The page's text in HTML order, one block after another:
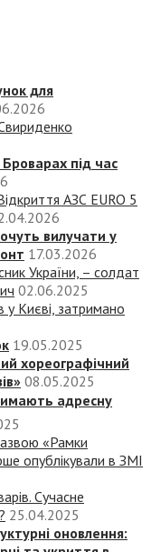
для
під час
АЗС EURO 5
вилучати у
17.03.2026
України, – солдат
02.06.2025
у Києві, затримано
19.05.2025
хореографічний
08.05.2025
адресну
«‎Рамки
опублікували в ЗМІ
Сучасне
25.04.2025
оновлення: